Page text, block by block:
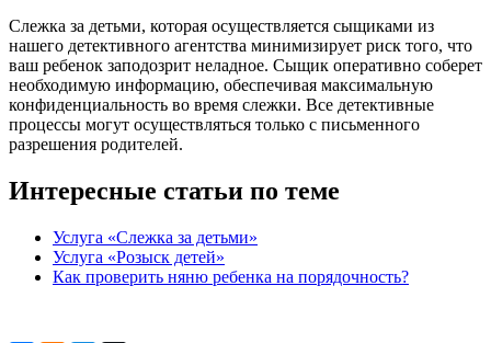
Слежка за детьми, которая осуществляется сыщиками из
нашего детективного агентства минимизирует риск того, что
ваш ребенок заподозрит неладное. Сыщик оперативно соберет
необходимую информацию, обеспечивая максимальную
конфиденциальность во время слежки. Все детективные
процессы могут осуществляться только с письменного
разрешения родителей.
Интересные статьи по теме
Услуга «Слежка за детьми»
Услуга «Розыск детей»
Как проверить няню ребенка на порядочность?